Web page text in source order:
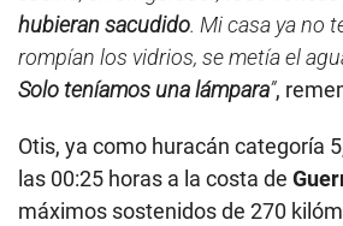
hubieran sacudido. Mi casa ya no
rompían los vidrios, se metía el
Solo teníamos una lámpara”,
Otis, ya como huracán categoría
las 00:25 horas a la costa de
máximos sostenidos de 270